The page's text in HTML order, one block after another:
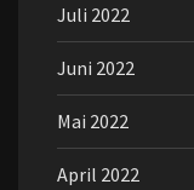
Juli 2022
Juni 2022
Mai 2022
April 2022